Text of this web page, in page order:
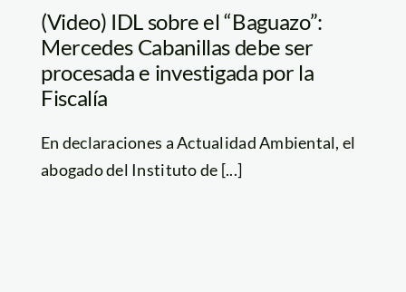
(Video) IDL sobre el “Baguazo”:
Mercedes Cabanillas debe ser
procesada e investigada por la
Fiscalía
En declaraciones a Actualidad Ambiental, el
abogado del Instituto de [...]